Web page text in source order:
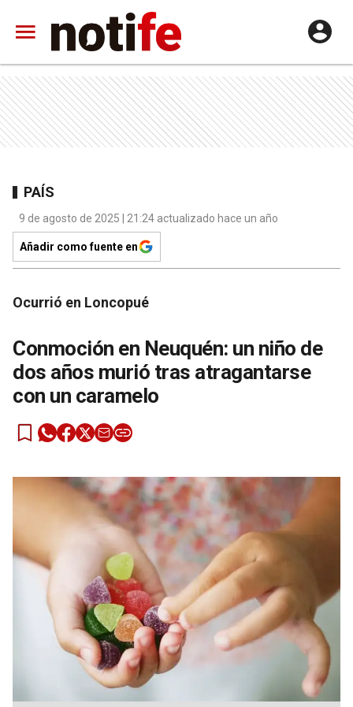
PAÍS
9 de agosto de 2025 | 21:24 actualizado hace un año
Añadir como fuente en
Ocurrió en Loncopué
Conmoción en Neuquén: un niño de
dos años murió tras atragantarse
con un caramelo